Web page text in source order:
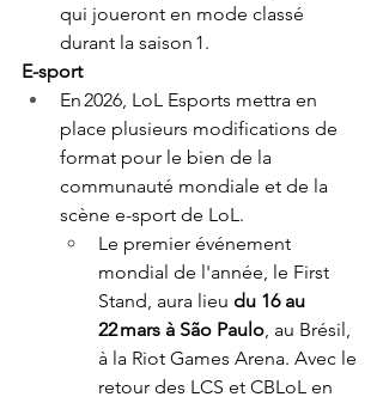
qui joueront en mode classé
durant la saison 1.
E-sport
En 2026, LoL Esports mettra en
place plusieurs modifications de
format pour le bien de la
communauté mondiale et de la
scène e-sport de LoL.
Le premier événement
mondial de l'année, le First
Stand, aura lieu du 16 au
22 mars à São Paulo , au Brésil,
à la Riot Games Arena. Avec le
retour des LCS et CBLoL en